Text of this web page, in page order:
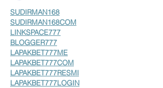
SUDIRMAN168
SUDIRMAN168COM
LINKSPACE777
BLOGGER777
LAPAKBET777ME
LAPAKBET777COM
LAPAKBET777RESMI
LAPAKBET777LOGIN